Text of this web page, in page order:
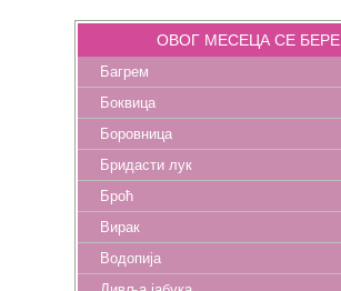
ОВОГ МЕСЕЦА СЕ БЕРЕ
Багрем
Боквица
Боровница
Бридасти лук
Броћ
Вирак
Водопија